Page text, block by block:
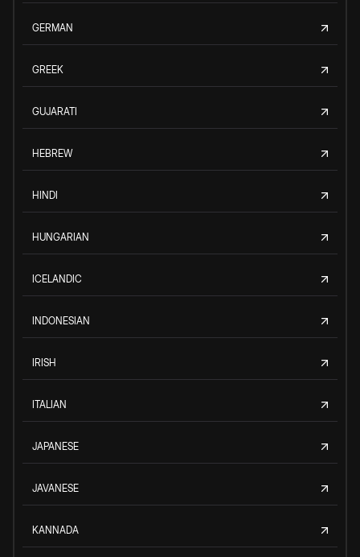
GERMAN
GREEK
GUJARATI
HEBREW
HINDI
HUNGARIAN
ICELANDIC
INDONESIAN
IRISH
ITALIAN
JAPANESE
JAVANESE
KANNADA